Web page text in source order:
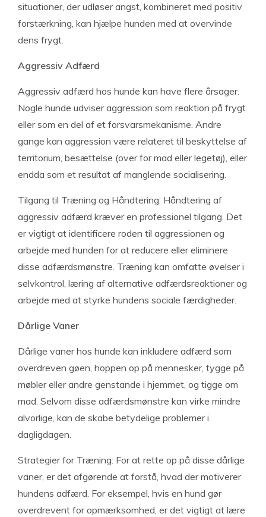
situationer, der udløser angst, kombineret med positiv
forstærkning, kan hjælpe hunden med at overvinde
dens frygt.
Aggressiv Adfærd
Aggressiv adfærd hos hunde kan have flere årsager.
Nogle hunde udviser aggression som reaktion på frygt
eller som en del af et forsvarsmekanisme. Andre
gange kan aggression være relateret til beskyttelse af
territorium, besættelse (over for mad eller legetøj), eller
endda som et resultat af manglende socialisering.
Tilgang til Træning og Håndtering: Håndtering af
aggressiv adfærd kræver en professionel tilgang. Det
er vigtigt at identificere roden til aggressionen og
arbejde med hunden for at reducere eller eliminere
disse adfærdsmønstre. Træning kan omfatte øvelser i
selvkontrol, læring af alternative adfærdsreaktioner og
arbejde med at styrke hundens sociale færdigheder.
Dårlige Vaner
Dårlige vaner hos hunde kan inkludere adfærd som
overdreven gøen, hoppen op på mennesker, tygge på
møbler eller andre genstande i hjemmet, og tigge om
mad. Selvom disse adfærdsmønstre kan virke mindre
alvorlige, kan de skabe betydelige problemer i
dagligdagen.
Strategier for Træning: For at rette op på disse dårlige
vaner, er det afgørende at forstå, hvad der motiverer
hundens adfærd. For eksempel, hvis en hund gør
overdrevent for opmærksomhed, er det vigtigt at lære